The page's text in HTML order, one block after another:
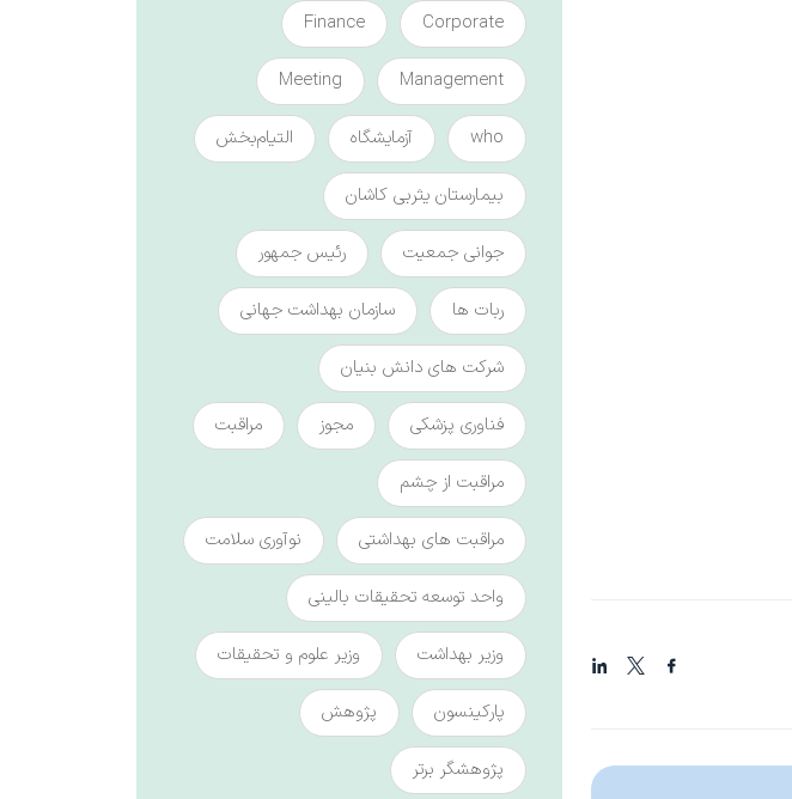
Corporate
Finance
Management
Meeting
who آزمایشگاه التیام‌بخش
بیمارستان یثربی کاشان
جوانی جمعیت رئیس جمهور
ربات ها سازمان بهداشت جهانی
شرکت های دانش بنیان
فناوری پزشکی مجوز مراقبت
مراقبت از چشم
مراقبت های بهداشتی نوآوری سلامت
واحد توسعه تحقیقات بالینی
وزیر بهداشت وزیر علوم و تحقیقات
پارکینسون پژوهش
پژوهشگر برتر